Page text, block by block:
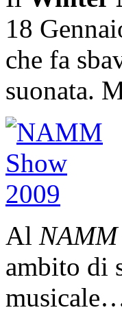
18
che fa
suonata.
Al NAMM
ambito di